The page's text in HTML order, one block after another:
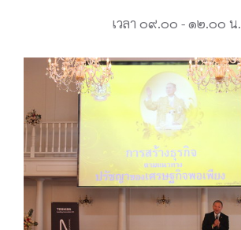
เวลา ๐๙.๐๐ - ๑๒.๐๐ น.